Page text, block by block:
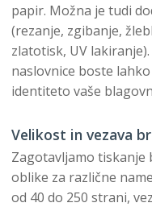
papir. Možna je tudi
(rezanje, zgibanje,
zlatotisk, UV
naslovnice boste
identiteto vaše
Velikost in vezava
Zagotavljamo
oblike za različne
od 40 do 250 strani,